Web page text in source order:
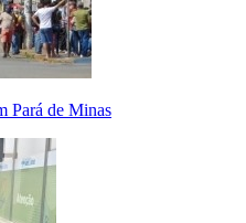
Pará de Minas